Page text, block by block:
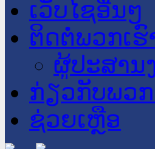
ເວັບໄຊອື່ນໆ
ຕິດຕໍ່ພວກເຮົ
ຜູ້ປະສານ
ກ່ຽວກັບພວກ
ຊ່ວຍເຫຼືອ